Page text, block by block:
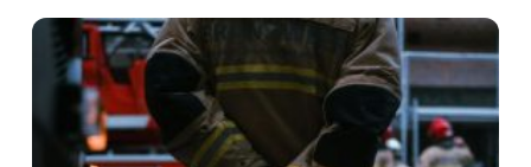
tandläkare. Ändå har de n...